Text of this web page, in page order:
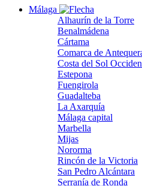
Málaga
Alhaurín de la Torre
Benalmádena
Cártama
Comarca de
Costa del Sol
Estepona
Fuengirola
Guadalteba
La Axarquía
Málaga capital
Marbella
Mijas
Nororma
Rincón de la Victoria
San Pedro Alcántara
Serranía de Ronda